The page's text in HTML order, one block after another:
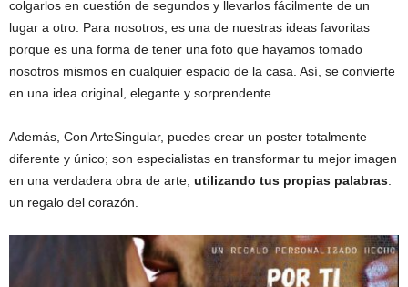
colgarlos en cuestión de segundos y llevarlos fácilmente de un
lugar a otro. Para nosotros, es una de nuestras ideas favoritas
porque es una forma de tener una foto que hayamos tomado
nosotros mismos en cualquier espacio de la casa. Así, se convierte
en una idea original, elegante y sorprendente.
Además, Con ArteSingular, puedes crear un poster totalmente
diferente y único; son especialistas en transformar tu mejor imagen
en una verdadera obra de arte, utilizando tus propias palabras:
un regalo del corazón.